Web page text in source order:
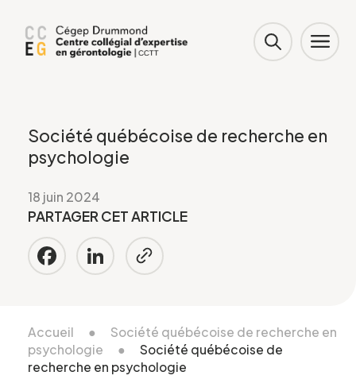
Accueil ●
Société québécoise de recherche en
psychologie
●
Société québécoise de
recherche en psychologie
Société québécoise de recherche en
psychologie
18 juin 2024
PARTAGER CET ARTICLE
Facebook
LinkedIn